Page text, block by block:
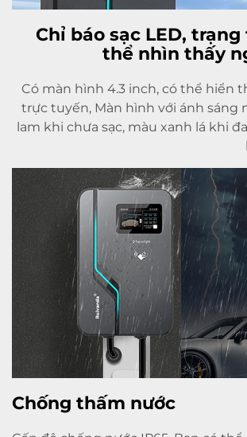
Chỉ báo sạc LED,
thể nhìn thấy
Có màn hình 4.3 inch, có thể hiển
trực tuyến, Màn hình với ánh sáng
lam khi chưa sạc, màu xanh lá khi
Chống thấm nước